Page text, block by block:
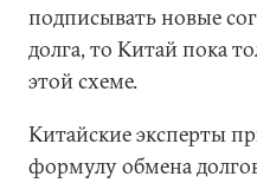
подписывать новые
долга, то Китай пока
этой схеме.
Китайские эксперты
формулу обмена